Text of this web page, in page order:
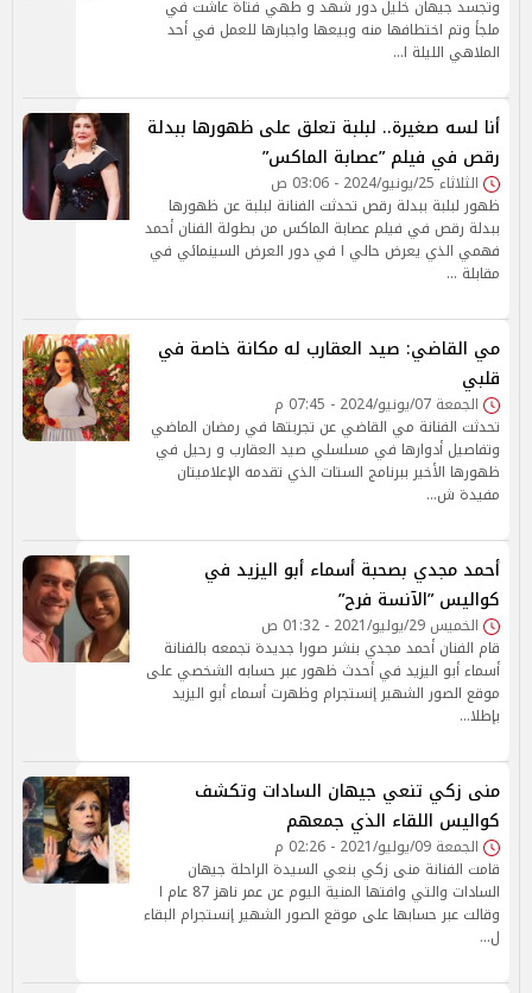
وتجسد جيهان خليل دور شهد و طهي فتاة عاشت في
ملجأ وتم اختطافها منه وبيعها واجبارها للعمل في أحد
الملاهي الليلة ا…
أنا لسه صغيرة.. لبلبة تعلق على ظهورها ببدلة
رقص في فيلم ”عصابة الماكس”
الثلاثاء 25/يونيو/2024 - 03:06 ص
ظهور لبلبة ببدلة رقص تحدثت الفنانة لبلبة عن ظهورها
ببدلة رقص في فيلم عصابة الماكس من بطولة الفنان أحمد
فهمي الذي يعرض حالي ا في دور العرض السينمائي في
مقابلة …
مي القاضي: صيد العقارب له مكانة خاصة في
قلبي
الجمعة 07/يونيو/2024 - 07:45 م
تحدثت الفنانة مي القاضي عن تجربتها في رمضان الماضي
وتفاصيل أدوارها في مسلسلي صيد العقارب و رحيل في
ظهورها الأخير ببرنامج الستات الذي تقدمه الإعلاميتان
مفيدة ش…
أحمد مجدي بصحبة أسماء أبو اليزيد في
كواليس ”الآنسة فرح”
الخميس 29/يوليو/2021 - 01:32 ص
قام الفنان أحمد مجدي بنشر صورا جديدة تجمعه بالفنانة
أسماء أبو اليزيد في أحدث ظهور عبر حسابه الشخصي على
موقع الصور الشهير إنستجرام وظهرت أسماء أبو اليزيد
بإطلا…
منى زكي تنعي جيهان السادات وتكشف
كواليس اللقاء الذي جمعهم
الجمعة 09/يوليو/2021 - 02:26 م
قامت الفنانة منى زكي بنعي السيدة الراحلة جيهان
السادات والتي وافتها المنية اليوم عن عمر ناهز 87 عام ا
وقالت عبر حسابها على موقع الصور الشهير إنستجرام البقاء
ل…